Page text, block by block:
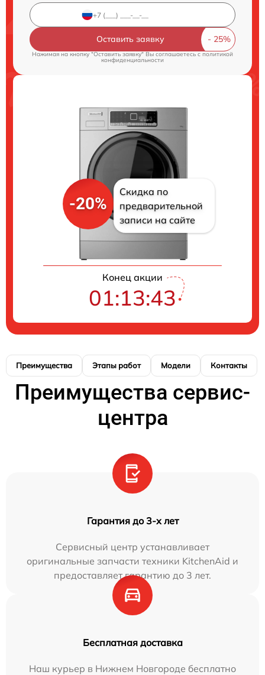
Оставить заявку
Нажимая на кнопку "Оставить заявку" Вы соглашаетесь cполитикой
конфиденциальности
-20%
Скидка по
предварительной
записи на сайте
Конец акции
01:13:42
Преимущества Этапы работ Модели Контакты
Преимущества сервис-
центра
Гарантия до 3-х лет
Сервисный центр устанавливает
оригинальные запчасти техники KitchenAid и
предоставляет гарантию до 3 лет.
Бесплатная доставка
Наш курьер в Нижнем Новгороде бесплатно